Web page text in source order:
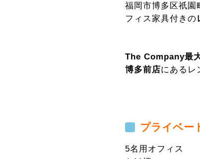
福岡市博多区祇園
フィス家具付きの
The Company最
博多前店にあるレ
プライベー
5名用オフィス